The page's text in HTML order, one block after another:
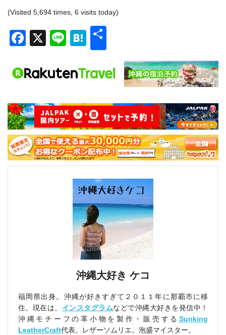
(Visited 5,694 times, 6 visits today)
Facebook
X LineHatena
沖縄大好き ケコ
福岡県出身。沖縄が好きすぎて２０１１年に那覇市に移
住。現在は、 インスタグラムなどで沖縄大好きを発信中！
沖縄モチーフの革小物を製作・販売する Sunking
LeatherCraft代表。レザーソムリエ。泡盛マイスター。